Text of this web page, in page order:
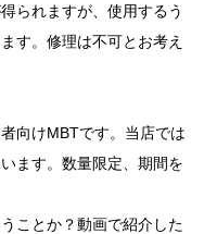
られますが、使用するう
す。修理は不可とお考え
向けMBTです。当店では
ます。数量限定、期間を
ことか？動画で紹介した